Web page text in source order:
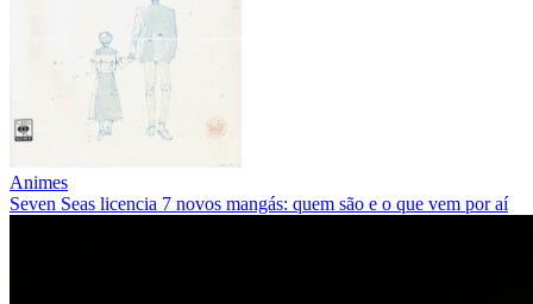
Animes
Seven Seas licencia 7 novos mangás: quem são e o que vem por aí